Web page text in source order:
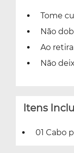
Tome
Não
Ao
Não
Itens
01 Cabo